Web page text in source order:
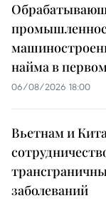
найма в
06/08/2026 18:00
Вьетнам и
заболеваний